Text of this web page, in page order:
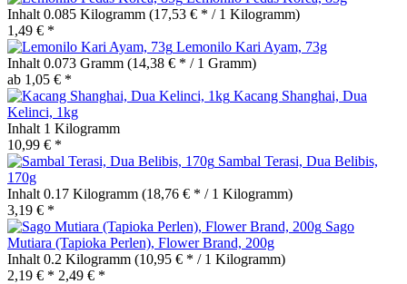
Inhalt 0.085 Kilogramm (17,53 € * / 1 Kilogramm)
1,49 € *
Lemonilo Kari Ayam, 73g
Inhalt 0.073 Gramm (14,38 € * / 1 Gramm)
ab 1,05 € *
Kacang Shanghai, Dua
Kelinci, 1kg
Inhalt 1 Kilogramm
10,99 € *
Sambal Terasi, Dua Belibis,
170g
Inhalt 0.17 Kilogramm (18,76 € * / 1 Kilogramm)
3,19 € *
Sago
Mutiara (Tapioka Perlen), Flower Brand, 200g
Inhalt 0.2 Kilogramm (10,95 € * / 1 Kilogramm)
2,19 € * 2,49 € *